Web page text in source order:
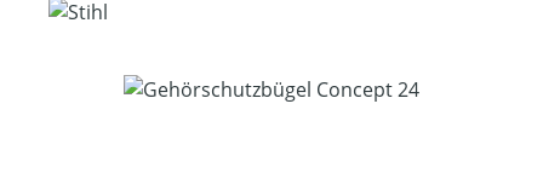
Bildergalerie überspringen